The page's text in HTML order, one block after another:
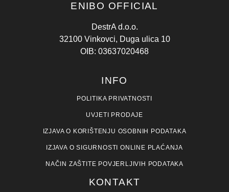
ENIBO OFFICIAL
DestrA d.o.o.
32100 Vinkovci, Duga ulica 10
OIB: 03637020468
INFO
POLITIKA PRIVATNOSTI
UVJETI PRODAJE
IZJAVA O KORIŠTENJU OSOBNIH PODATAKA
IZJAVA O SIGURNOSTI ONLINE PLAĆANJA
NAČIN ZAŠTITE POVJERLJIVIH PODATAKA
KONTAKT